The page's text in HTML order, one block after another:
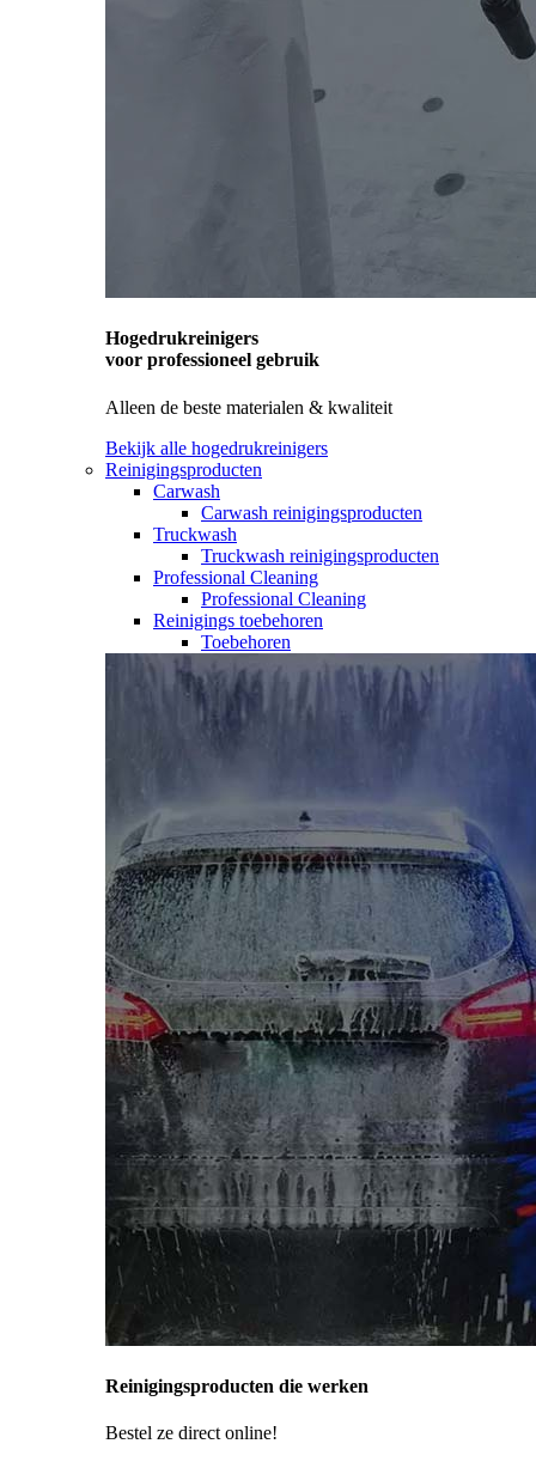
Hogedrukreinigers
voor professioneel gebruik
Alleen de beste materialen & kwaliteit
Bekijk alle hogedrukreinigers
Reinigingsproducten
Carwash
Carwash reinigingsproducten
Truckwash
Truckwash reinigingsproducten
Professional Cleaning
Professional Cleaning
Reinigings toebehoren
Toebehoren
Reinigingsproducten die werken
Bestel ze direct online!